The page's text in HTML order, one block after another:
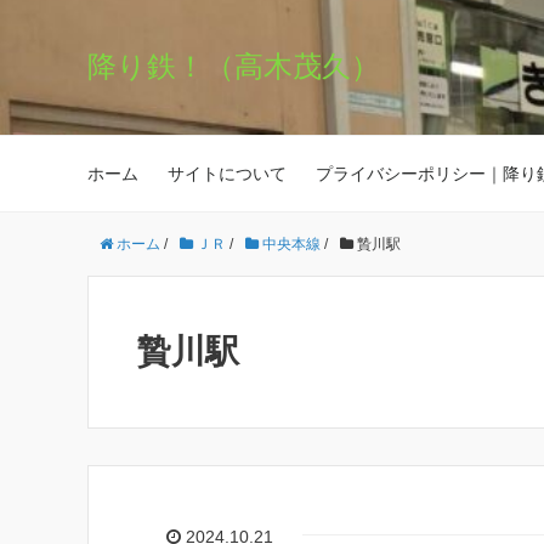
降り鉄！（高木茂久）
ホーム サイトについて プライバシーポリシー｜降り
ホーム / ＪＲ / 中央本線 / 贄川駅
贄川駅
2024.10.21